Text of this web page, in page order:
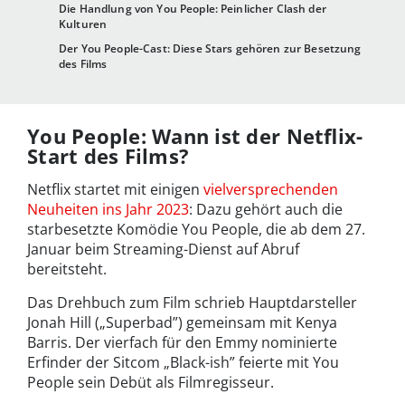
Die Handlung von You People: Peinlicher Clash der
Kulturen
Der You People-Cast: Diese Stars gehören zur Besetzung
des Films
You People: Wann ist der Netflix-
Start des Films?
Netflix startet mit einigen vielversprechenden
Neuheiten ins Jahr 2023: Dazu gehört auch die
starbesetzte Komödie You People, die ab dem 27.
Januar beim Streaming-Dienst auf Abruf
bereitsteht.
Das Drehbuch zum Film schrieb Hauptdarsteller
Jonah Hill („Superbad”) gemeinsam mit Kenya
Barris. Der vierfach für den Emmy nominierte
Erfinder der Sitcom „Black-ish” feierte mit You
People sein Debüt als Filmregisseur.